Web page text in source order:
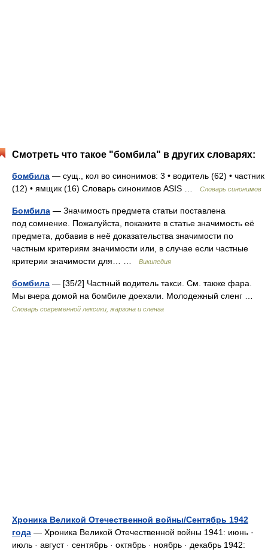
Смотреть что такое "бомбила" в других словарях:
бомбила — сущ., кол во синонимов: 3 • водитель (62) • частник
(12) • ямщик (16) Словарь синонимов ASIS …
Словарь синонимов
Бомбила — Значимость предмета статьи поставлена
под сомнение. Пожалуйста, покажите в статье значимость её
предмета, добавив в неё доказательства значимости по
частным критериям значимости или, в случае если частные
критерии значимости для… …
Википедия
бомбила — [35/2] Частный водитель такси. См. также фара.
Мы вчера домой на бомбиле доехали. Молодежный сленг …
Cловарь современной лексики, жаргона и сленга
Хроника Великой Отечественной войны/Сентябрь 1942
года — Хроника Великой Отечественной войны 1941: июнь ·
июль · август · сентябрь · октябрь · ноябрь · декабрь 1942: